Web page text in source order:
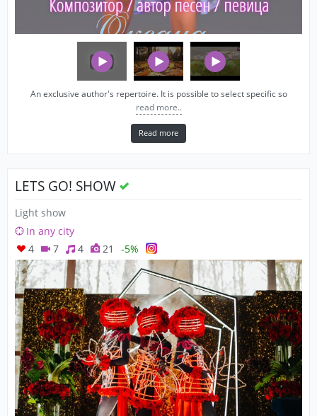
An exclusive author's repertoire. It is possible to select specific so
read more..
Read more
LETS GO! SHOW
Light show
In any city
4
7 4 21 -5%